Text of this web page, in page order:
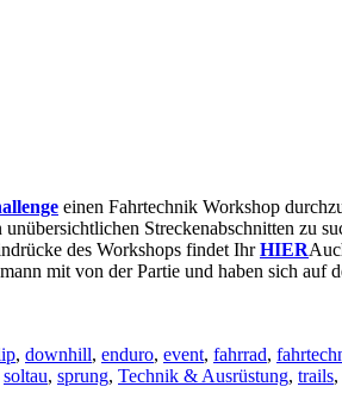
einen Fahrtechnik Workshop
Streckenabschnitten zu
des Workshops findet IhrHIER
mit von der Partie und haben sich auf
, downhill, enduro, event, fahrrad,
soltau, sprung, Technik & Ausrüstung, trails,